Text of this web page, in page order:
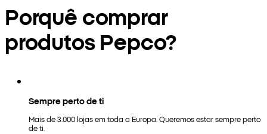
Porquê comprar
produtos Pepco?
Sempre perto de ti
Mais de 3.000 lojas em toda a Europa. Queremos estar sempre perto
de ti.